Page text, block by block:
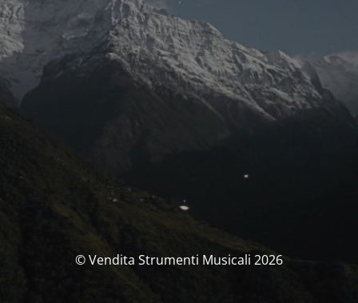
© Vendita Strumenti Musicali 2026